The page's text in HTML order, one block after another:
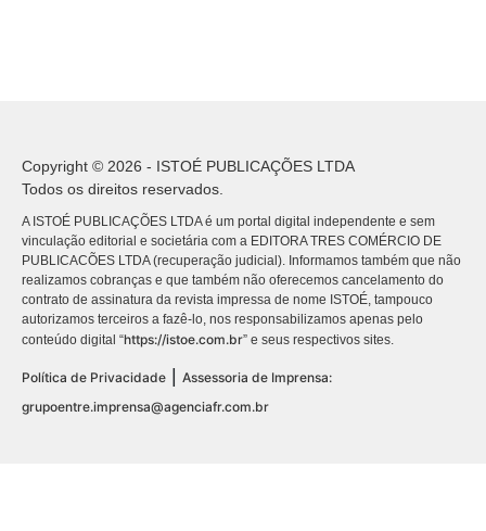
Copyright © 2026 - ISTOÉ PUBLICAÇÕES LTDA
Todos os direitos reservados.
A ISTOÉ PUBLICAÇÕES LTDA é um portal digital independente e sem
vinculação editorial e societária com a EDITORA TRES COMÉRCIO DE
PUBLICACÕES LTDA (recuperação judicial). Informamos também que não
realizamos cobranças e que também não oferecemos cancelamento do
contrato de assinatura da revista impressa de nome ISTOÉ, tampouco
autorizamos terceiros a fazê-lo, nos responsabilizamos apenas pelo
conteúdo digital “https://istoe.com.br” e seus respectivos sites.
Política de Privacidade
Assessoria de Imprensa:
grupoentre.imprensa@agenciafr.com.br